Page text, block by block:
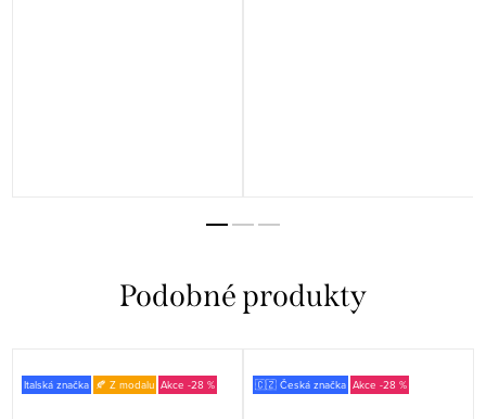
Italská značka 🍂 Z modalu -28 % 🇨🇿 Česká značka -28 %